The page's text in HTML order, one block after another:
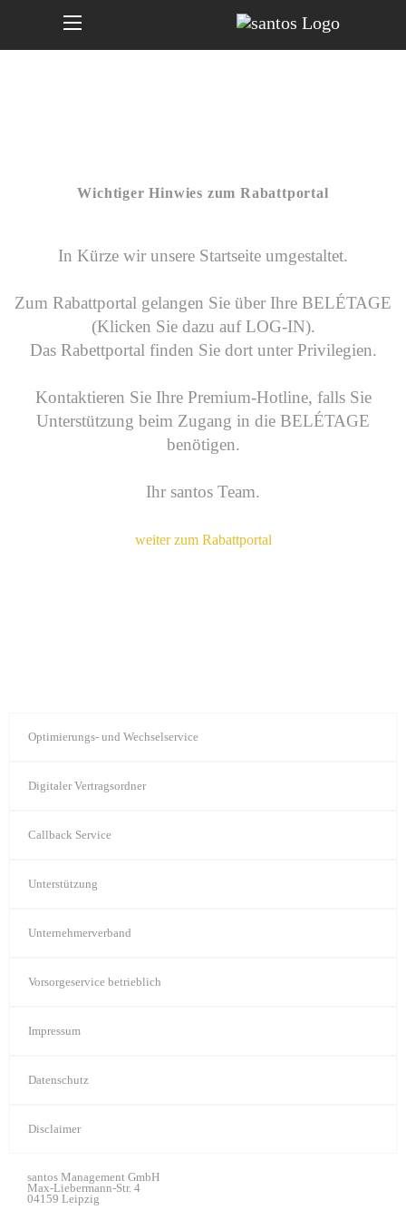
Wichtiger Hinwies zum Rabattportal
In Kürze wir unsere Startseite umgestaltet.
Zum Rabattportal gelangen Sie über Ihre BELÉTAGE
(Klicken Sie dazu auf LOG-IN).
Das Rabettportal finden Sie dort unter Privilegien.
Kontaktieren Sie Ihre Premium-Hotline, falls Sie
Unterstützung beim Zugang in die BELÉTAGE
benötigen.
Ihr santos Team.
weiter zum Rabattportal
Optimierungs- und Wechselservice
Digitaler Vertragsordner
Callback Service
Unterstützung
Unternehmerverband
Vorsorgeservice betrieblich
Impressum
Datenschutz
Disclaimer
santos Management GmbH
Max-Liebermann-Str. 4
04159 Leipzig